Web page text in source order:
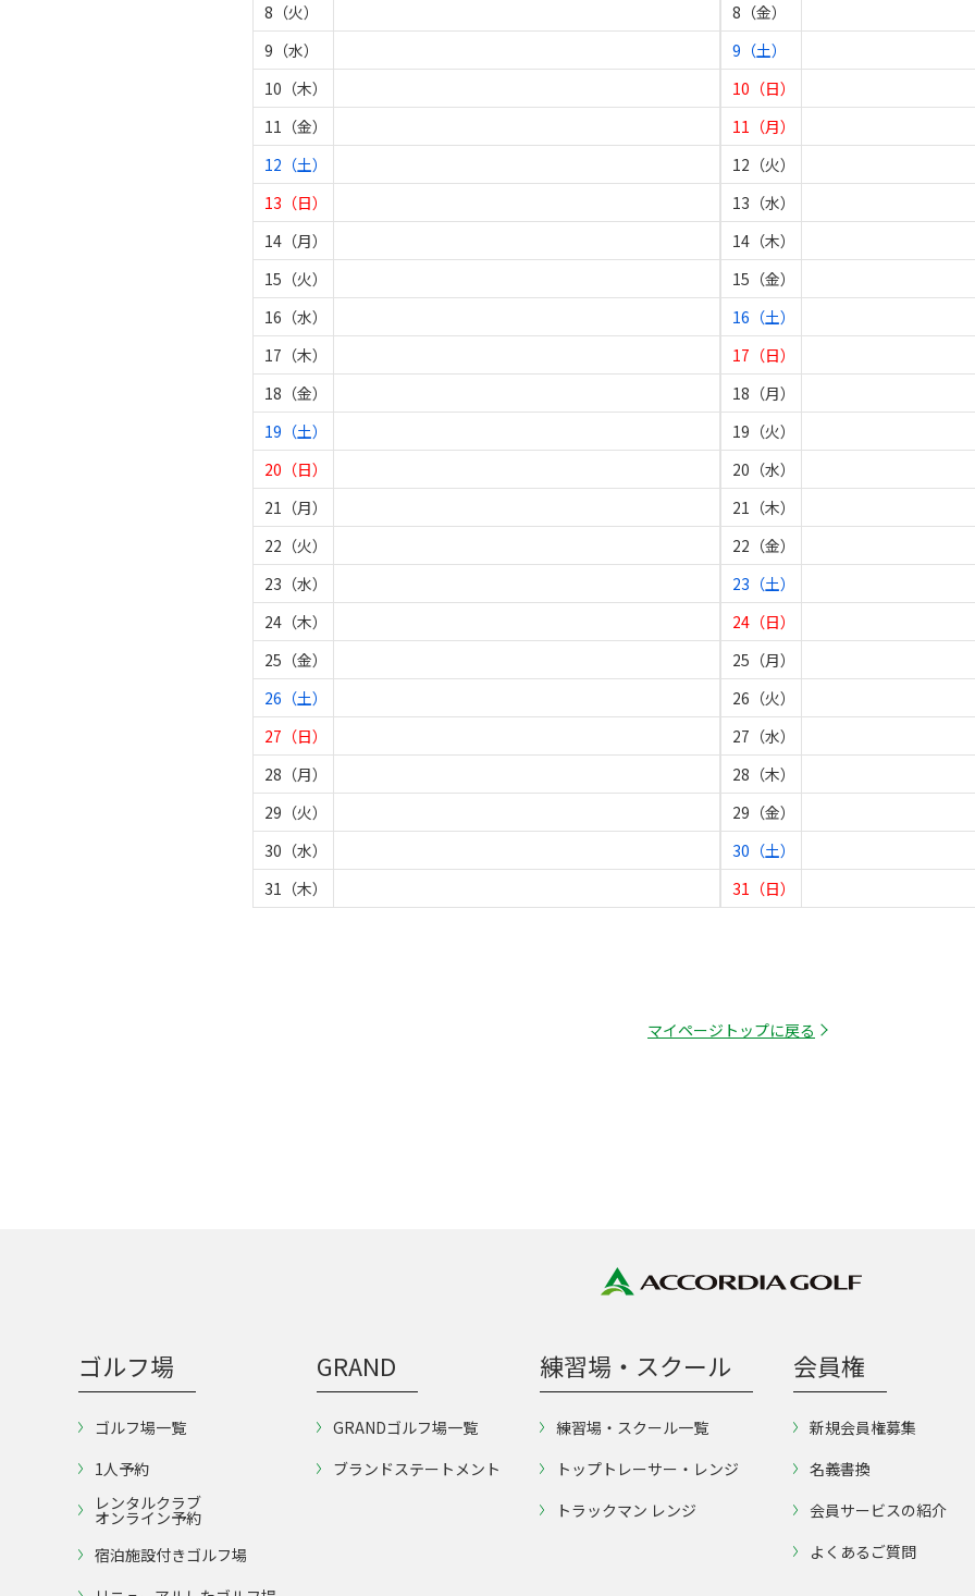
8（火）
9（水）
10（木）
11（金）
12（土）
13（日）
14（月）
15（火）
16（水）
17（木）
18（金）
19（土）
20（日）
21（月）
22（火）
23（水）
24（木）
25（金）
26（土）
27（日）
28（月）
29（火）
30（水）
31（木）
8（金）
9（土）
10（日）
11（月）
12（火）
13（水）
14（木）
15（金）
16（土）
17（日）
18（月）
19（火）
20（水）
21（木）
22（金）
23（土）
24（日）
25（月）
26（火）
27（水）
28（木）
29（金）
30（土）
31（日）
マイページトップに戻る
ゴルフ場
ゴルフ場一覧
1人予約
レンタルクラブ
オンライン予約
宿泊施設付きゴルフ場
GRAND
GRANDゴルフ場一覧
ブランドステートメント
練習場・スクール
練習場・スクール一覧
トップトレーサー・レンジ
トラックマン レンジ
会員権
新規会員権募集
名義書換
会員サービスの紹介
よくあるご質問